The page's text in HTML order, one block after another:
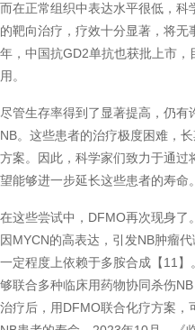
而在正常组织中表达水平很低，
的靶向治疗，疗效十分显著，将
年，中国抗GD2单抗也获批上市
用。
尽管生存率得到了显著提高，仍
NB。这些患者的治疗极度困难，
方案。因此，科学家们致力于通
望能够进一步延长这些患者的寿命。
在这些尝试中，DFMO再次现身
因MYCN的高表达，引发NB肿瘤
一定程度上依赖于多胺合成【11
够联合多种临床用药物协同杀伤
治疗后，用DFMO联合化疗方案，